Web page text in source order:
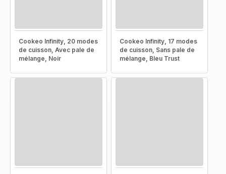
Cookeo Infinity, 20 modes
de cuisson, Avec pale de
mélange, Noir
Cookeo Infinity, 17 modes
de cuisson, Sans pale de
mélange, Bleu Trust